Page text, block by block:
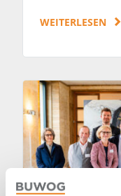
WEITERLESEN